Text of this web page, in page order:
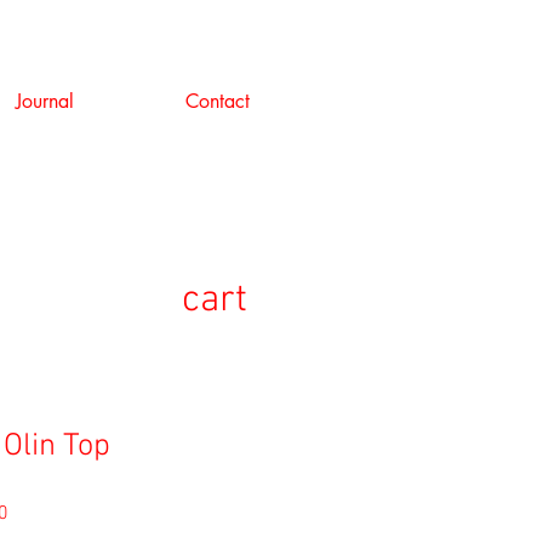
Journal Contact
cart
Top